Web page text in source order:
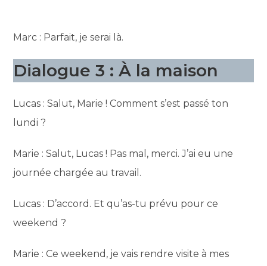
Marc : Parfait, je serai là.
Dialogue 3 : À la maison
Lucas : Salut, Marie ! Comment s’est passé ton
lundi ?
Marie : Salut, Lucas ! Pas mal, merci. J’ai eu une
journée chargée au travail.
Lucas : D’accord. Et qu’as-tu prévu pour ce
weekend ?
Marie : Ce weekend, je vais rendre visite à mes